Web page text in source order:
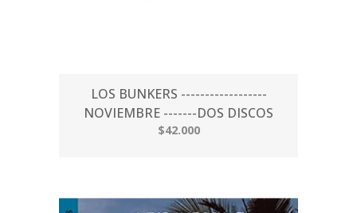
LOS BUNKERS ------------------
NOVIEMBRE -------DOS DISCOS
$42.000